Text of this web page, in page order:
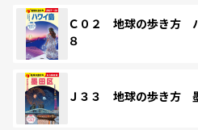
Ｃ０２ 地球の歩き方
８
Ｊ３３ 地球の歩き方